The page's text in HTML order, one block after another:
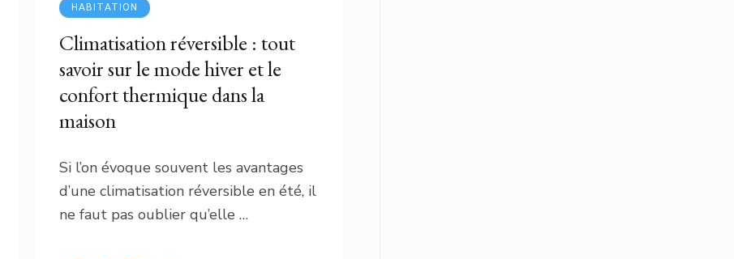
HABITATION
Climatisation réversible : tout
savoir sur le mode hiver et le
confort thermique dans la
maison
Si l’on évoque souvent les avantages
d’une climatisation réversible en été, il
ne faut pas oublier qu’elle …